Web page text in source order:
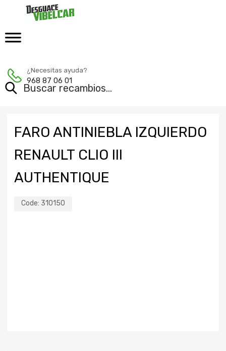
¿Necesitas ayuda?
968 87 06 01
FARO ANTINIEBLA IZQUIERDO
RENAULT CLIO III
AUTHENTIQUE
Code: 310150